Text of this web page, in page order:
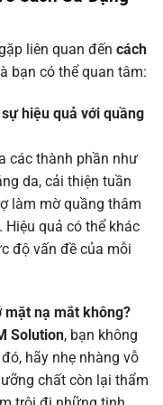
liên quan đến cách
bạn có thể quan tâm:
hiệu quả với quầng
các thành phần như
da, cải thiện tuần
làm mờ quầng thâm
quả có thể khác
độ vấn đề của mỗi
mặt nạ mắt không?
Solution, bạn không
hãy nhẹ nhàng vỗ
chất còn lại thẩm